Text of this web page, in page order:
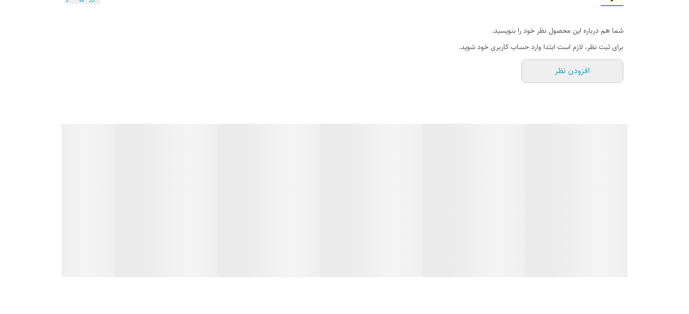
شما هم درباره این محصول نظر خود را بنویسید.
برای ثبت نظر، لازم است ابتدا وارد حساب کاربری خود شوید.
افزودن نظر